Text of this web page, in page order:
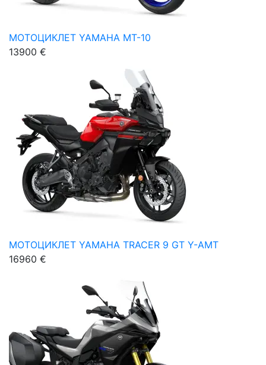
МОТОЦИКЛЕТ YAMAHA MT-10
13900 €
МОТОЦИКЛЕТ YAMAHA TRACER 9 GT Y-AMT
16960 €